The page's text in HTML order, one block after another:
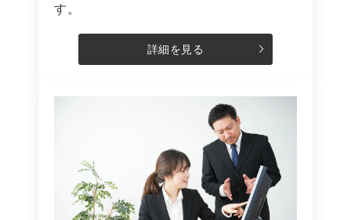
す。
詳細を見る